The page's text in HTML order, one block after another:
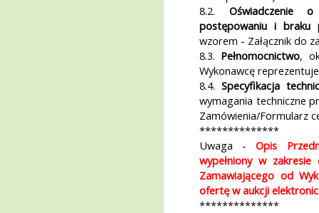
8.2. Oświadczenie
postępowaniu i
wzorem - Załącznik do
8.3. Pełnomocnictwo,
Wykonawcę
8.4. Specyfikacja
wymagania techniczne
Zamówienia/Formularz
**************
Uwaga -Opis
wypełniony w
Zamawiającego od
ofertę w aukcji
**************